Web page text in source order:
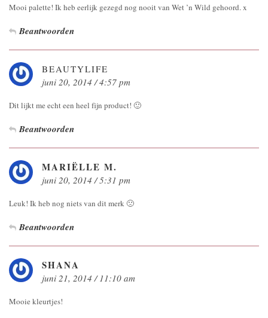
Mooi palette! Ik heb eerlijk gezegd nog nooit van Wet ’n Wild gehoord. x
Beantwoorden
BEAUTYLIFE
juni 20, 2014 / 4:57 pm
Dit lijkt me echt een heel fijn product! 🙂
Beantwoorden
MARIËLLE M.
juni 20, 2014 / 5:31 pm
Leuk! Ik heb nog niets van dit merk 🙁
Beantwoorden
SHANA
juni 21, 2014 / 11:10 am
Mooie kleurtjes!